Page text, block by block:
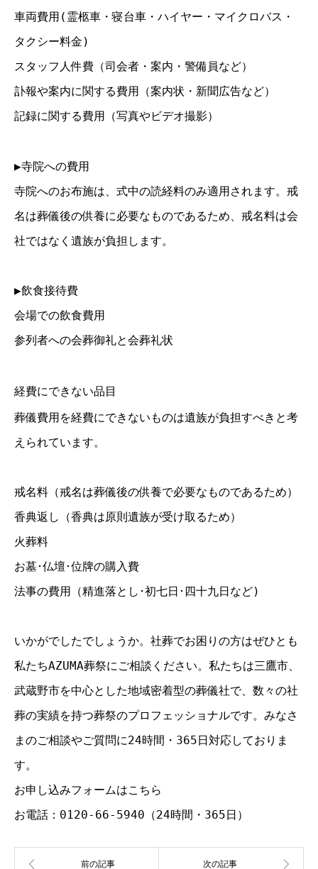
車両費用(霊柩車・寝台車・ハイヤー・マイクロバス・
タクシー料金)
スタッフ人件費（司会者・案内・警備員など）
訃報や案内に関する費用（案内状・新聞広告など）
記録に関する費用（写真やビデオ撮影）
▶寺院への費用
寺院へのお布施は、式中の読経料のみ適用されます。戒
名は葬儀後の供養に必要なものであるため、戒名料は会
社ではなく遺族が負担します。
▶飲食接待費
会場での飲食費用
参列者への会葬御礼と会葬礼状
経費にできない品目
葬儀費用を経費にできないものは遺族が負担すべきと考
えられています。
戒名料（戒名は葬儀後の供養で必要なものであるため）
香典返し（香典は原則遺族が受け取るため）
火葬料
お墓･仏壇･位牌の購入費
法事の費用（精進落とし･初七日･四十九日など)
いかがでしたでしょうか。社葬でお困りの方はぜひとも
私たちAZUMA葬祭にご相談ください。私たちは三鷹市、
武蔵野市を中心とした地域密着型の葬儀社で、数々の社
葬の実績を持つ葬祭のプロフェッショナルです。みなさ
まのご相談やご質問に24時間・365日対応しておりま
す。
お申し込みフォームはこちら
お電話：0120-66-5940（24時間・365日）